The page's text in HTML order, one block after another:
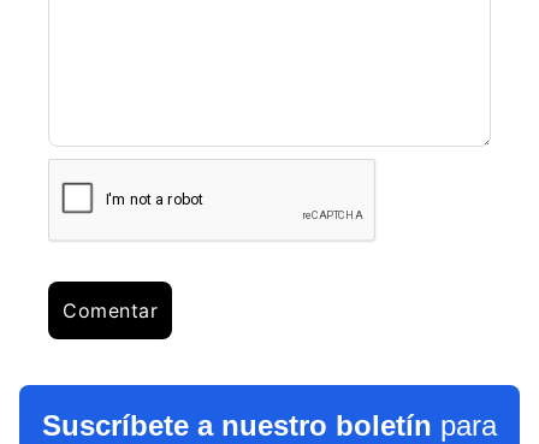
Suscríbete a nuestro boletín para